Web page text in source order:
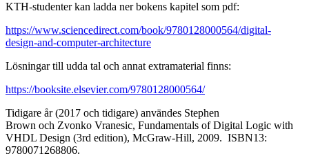
KTH-studenter kan ladda ner bokens kapitel som pdf:
https://www.sciencedirect.com/book/9780128000564/digital-
design-and-computer-architecture
Lösningar till udda tal och annat extramaterial finns:
https://booksite.elsevier.com/9780128000564/
Tidigare år (2017 och tidigare) användes Stephen
Brown och Zvonko Vranesic, Fundamentals of Digital Logic with
VHDL Design (3rd edition), McGraw-Hill, 2009. ISBN13:
9780071268806.